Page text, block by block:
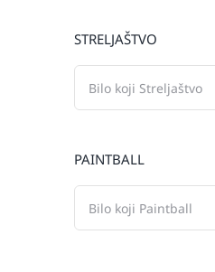
STRELJAŠTVO
PAINTBALL